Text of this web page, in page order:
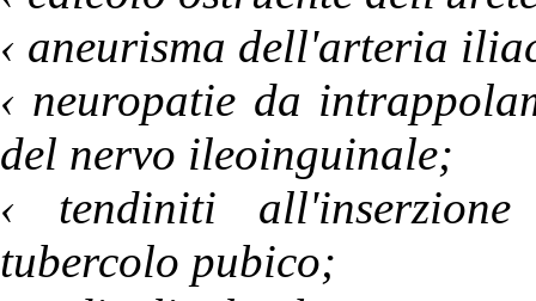
‹ aneurisma dell'arteria
‹ neuropatie da
del nervo ileoinguinale;
‹ tendiniti
tubercolo pubico;